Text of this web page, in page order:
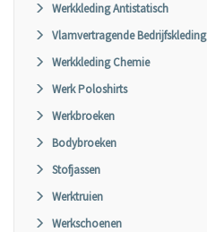
Werkkleding Antistatisch
Vlamvertragende Bedrijfskleding
Werkkleding Chemie
Werk Poloshirts
Werkbroeken
Bodybroeken
Stofjassen
Werktruien
Werkschoenen